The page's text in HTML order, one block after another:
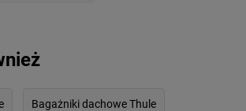
Bagażniki dachowe Thule